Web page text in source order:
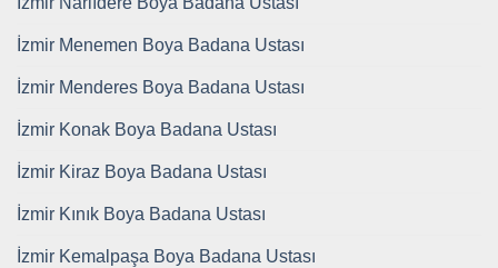
İzmir Menemen Boya Badana Ustası
İzmir Menderes Boya Badana Ustası
İzmir Konak Boya Badana Ustası
İzmir Kiraz Boya Badana Ustası
İzmir Kınık Boya Badana Ustası
İzmir Kemalpaşa Boya Badana Ustası